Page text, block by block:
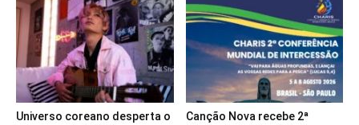
Universo coreano desperta o
Canção Nova recebe 2ª